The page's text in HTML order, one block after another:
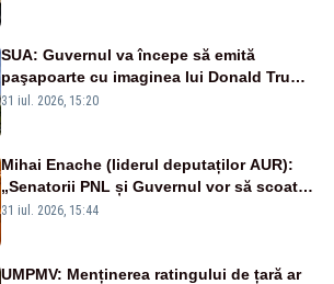
SUA: Guvernul va începe să emită
paşapoarte cu imaginea lui Donald Trump
începând cu 8 august
31 iul. 2026, 15:20
Mihai Enache (liderul deputaților AUR):
„Senatorii PNL și Guvernul vor să scoată
la vânzare bunuri publice pentru a stinge
31 iul. 2026, 15:44
UMPMV: Menținerea ratingului de țară ar